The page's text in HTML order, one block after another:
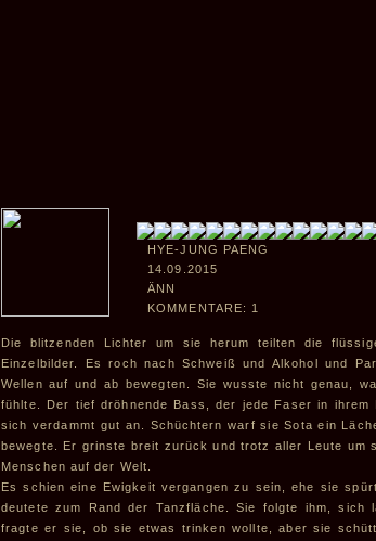
HYE-JUNG PAENG
14.09.2015
ÄNN
KOMMENTARE: 1
Die blitzenden Lichter um sie herum teilten die
Einzelbilder. Es roch nach Schweiß und Alkohol und
Wellen auf und ab bewegten. Sie wusste nicht genau,
fühlte. Der tief dröhnende Bass, der jede Faser in
sich verdammt gut an. Schüchtern warf sie Sota ein
bewegte. Er grinste breit zurück und trotz aller Leute um
Menschen auf der Welt.
Es schien eine Ewigkeit vergangen zu sein, ehe sie
deutete zum Rand der Tanzfläche. Sie folgte ihm, sich
fragte er sie, ob sie etwas trinken wollte, aber sie